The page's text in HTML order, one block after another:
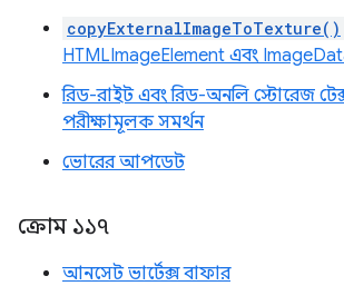
copyExternalImageToTexture()
HTMLImageElement এবং
রিড-রাইট এবং রিড-অনলি স্টোরেজ
পরীক্ষামূলক সমর্থন
ভোরের আপডেট
ক্রোম ১১৭
আনসেট ভার্টেক্স বাফার